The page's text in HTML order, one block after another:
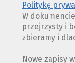
Politykę
W
przejrzysty i
zbieramy i
Nowe zapisy